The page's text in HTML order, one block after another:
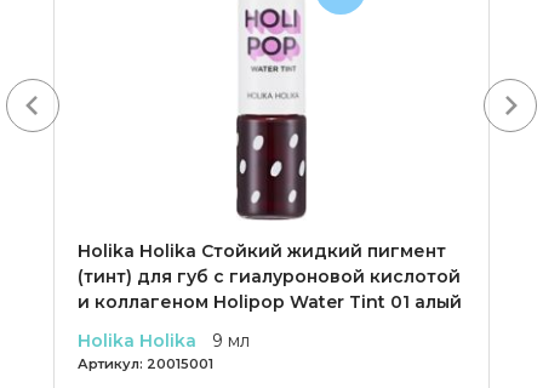
Holika Holika Cтойкий жидкий пигмент
(тинт) для губ с гиалуроновой кислотой
и коллагеном Holipop Water Tint 01 алый
Holika Holika
9 мл
Артикул: 20015001